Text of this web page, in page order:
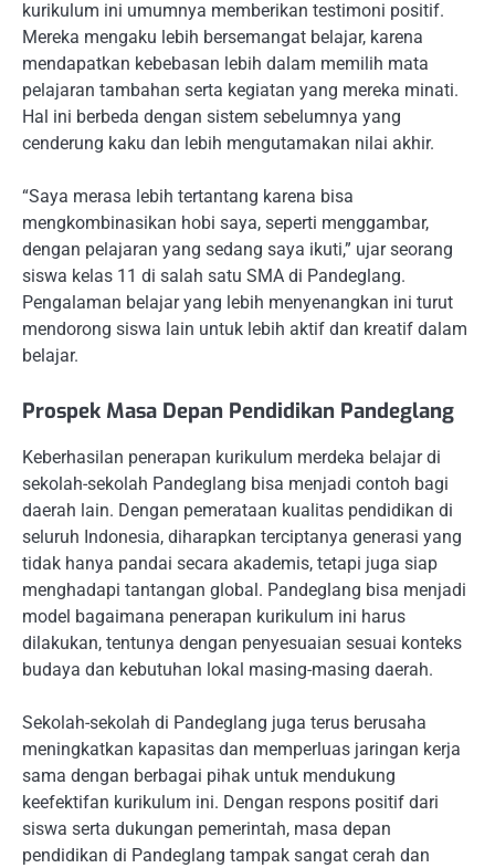
kurikulum ini umumnya memberikan testimoni positif.
Mereka mengaku lebih bersemangat belajar, karena
mendapatkan kebebasan lebih dalam memilih mata
pelajaran tambahan serta kegiatan yang mereka minati.
Hal ini berbeda dengan sistem sebelumnya yang
cenderung kaku dan lebih mengutamakan nilai akhir.
“Saya merasa lebih tertantang karena bisa
mengkombinasikan hobi saya, seperti menggambar,
dengan pelajaran yang sedang saya ikuti,” ujar seorang
siswa kelas 11 di salah satu SMA di Pandeglang.
Pengalaman belajar yang lebih menyenangkan ini turut
mendorong siswa lain untuk lebih aktif dan kreatif dalam
belajar.
Prospek Masa Depan Pendidikan Pandeglang
Keberhasilan penerapan kurikulum merdeka belajar di
sekolah-sekolah Pandeglang bisa menjadi contoh bagi
daerah lain. Dengan pemerataan kualitas pendidikan di
seluruh Indonesia, diharapkan terciptanya generasi yang
tidak hanya pandai secara akademis, tetapi juga siap
menghadapi tantangan global. Pandeglang bisa menjadi
model bagaimana penerapan kurikulum ini harus
dilakukan, tentunya dengan penyesuaian sesuai konteks
budaya dan kebutuhan lokal masing-masing daerah.
Sekolah-sekolah di Pandeglang juga terus berusaha
meningkatkan kapasitas dan memperluas jaringan kerja
sama dengan berbagai pihak untuk mendukung
keefektifan kurikulum ini. Dengan respons positif dari
siswa serta dukungan pemerintah, masa depan
pendidikan di Pandeglang tampak sangat cerah dan